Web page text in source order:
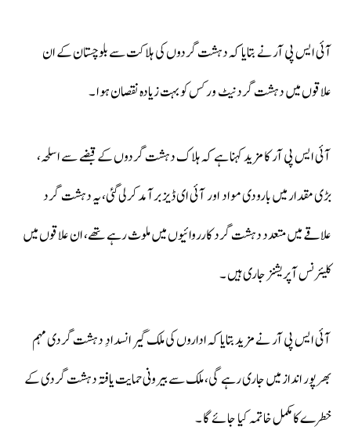
آئی ایس پی آر نے بتایا کہ دہشت گردوں کی ہلاکت سے بلوچستان کے ان
علاقوں میں دہشت گرد نیٹ ورکس کو بہت زیادہ نقصان ہوا ۔
آئی ایس پی آر کا مزید کہنا ہے کہ ہلاک دہشت گردوں کے قبضے سے اسلحہ،
بڑی مقدار میں بارودی مواد اور آئی ای ڈیز برآمد کرلی گئی، یہ دہشت گرد
علاقے میں متعدد دہشت گرد کارروائیوں میں ملوث رہے تھے، ان علاقوں میں
کلیئرنس آپریشنز جاری ہیں ۔
آئی ایس پی آر نے مزید بتایا کہ اداروں کی ملک گیر انسدادِ دہشت گردی مہم
بھرپور انداز میں جاری رہے گی، ملک سے بیرونی حمایت یافتہ دہشت گردی کے
خطرے کا مکمل خاتمہ کیا جائے گا ۔